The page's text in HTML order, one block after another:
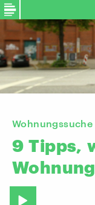
Wohnungssuche
9 Tipps,
Wohnung